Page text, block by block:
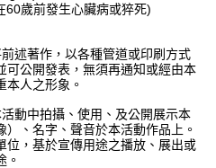
歲前發生心臟病或猝死)
述著作，以各種管道或印刷方式
可公開發表，無須再通知或經由本
本人之形象。
動中拍攝、使用、及公開展示本
、名字、聲音於本活動作品上。
位，基於宣傳用途之播放、展出或
。